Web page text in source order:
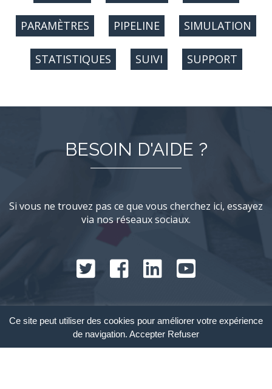
PARAMÈTRES PIPELINE SIMULATION
STATISTIQUES SUIVI SUPPORT
BESOIN D'AIDE ?
Si vous ne trouvez pas ce que vous cherchez ici, essayez
via nos réseaux sociaux.
© 2017 - Crediteo.co -Mentions Légales
Ce site peut utiliser des cookies pour améliorer votre expérience
de navigation. Accepter Refuser